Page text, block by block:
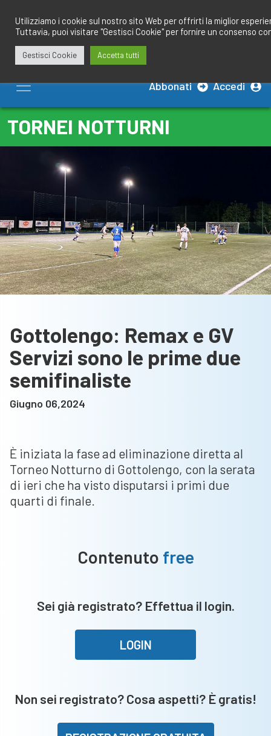
contenuto
Abbonati Accedi
TORNEI NOTTURNI
Gottolengo: Remax e GV
Servizi sono le prime due
semifinaliste
Giugno 06,2024
È iniziata la fase ad eliminazione diretta al
Torneo Notturno di Gottolengo, con la serata
di ieri che ha visto disputarsi i primi due
quarti di finale.
Contenuto free
Sei già registrato? Effettua il login.
LOGIN
Non sei registrato? Cosa aspetti? È gratis!
Utilizziamo i cookie sul nostro sito Web per offrirti la miglior
Tuttavia, puoi visitare "Gestisci Cookie" per fornire un consenso
Gestisci Cookie Accetta tutti